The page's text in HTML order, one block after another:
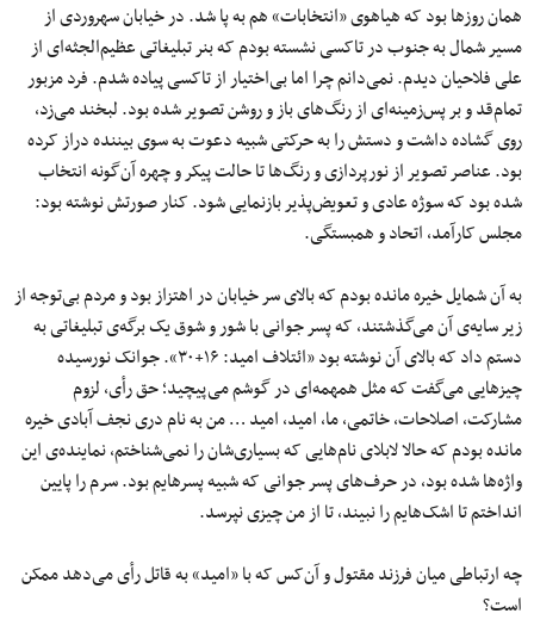
همان روزها بود که هیاهوی «انتخابات» هم به پا شد. در خیابان سهروردی از
مسیر شمال به جنوب در تاکسی نشسته بودم که بنر تبلیغاتی عظیم‌الجثه‌ای از
علی فلاحیان دیدم. نمی‌دانم چرا اما بی‌اختیار از تاکسی پیاده شدم. فرد مزبور
تمام‌قد و بر پس‌زمینه‌ای از رنگ‌های باز و روشن تصویر شده بود. لبخند می‌زد،
روی گشاده داشت و دستش را به حرکتی شبیه دعوت به سوی بیننده دراز کرده
بود. عناصر تصویر از نورپردازی و رنگ‌ها تا حالت پیکر و چهره آن‌گونه انتخاب
شده بود که سوژه عادی و تعویض‌پذیر بازنمایی شود. کنار صورتش نوشته بود:
مجلس کارآمد، اتحاد و همبستگی.
به آن شمایل خیره مانده بودم که بالای سر خیابان در اهتزاز بود و مردم بی‌توجه از
زیر سایه‌ی آن می‌گذشتند، که پسر جوانی با شور و شوق یک برگه‌ی تبلیغاتی به
دستم داد که بالای آن نوشته بود «ائتلاف امید: ۱۶+۳۰». جوانک نورسیده
چیزهایی می‌گفت که مثل همهمه‌ای در گوشم می‌پیچید؛ حق رأی، لزوم
مشارکت، اصلاحات، خاتمی، ما، امید، امید … من به نام دری نجف آبادی خیره
مانده بودم که حالا لابلای نام‌هایی که بسیاری‌شان را نمی‌شناختم، نماینده‌ی این
واژه‌ها شده بود، در حرف‌های پسر جوانی که شبیه پسرهایم بود. سرم را پایین
انداختم تا اشک‌هایم را نبیند، تا از من چیزی نپرسد.
چه ارتباطی میان فرزند مقتول و آن‌کس که با «امید» به قاتل رأی می‌دهد ممکن
است؟